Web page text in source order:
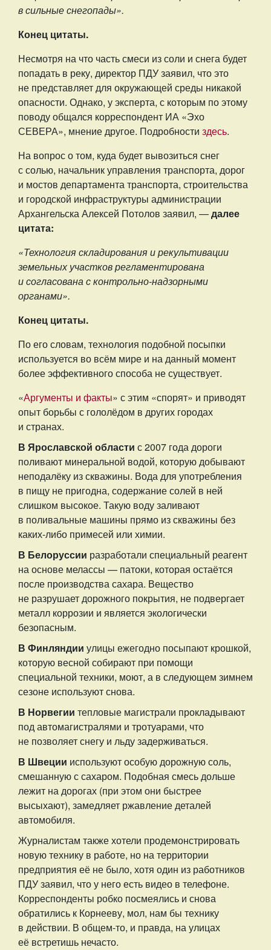
в сильные снегопады».
Конец цитаты.
Несмотря на что часть смеси из соли и снега будет
попадать в реку, директор ПДУ заявил, что это
не представляет для окружающей среды никакой
опасности. Однако, у эксперта, с которым по этому
поводу общался корреспондент ИА «Эхо
СЕВЕРА», мнение другое. Подробности здесь.
На вопрос о том, куда будет вывозиться снег
с солью, начальник управления транспорта, дорог
и мостов департамента транспорта, строительства
и городской инфраструктуры администрации
Архангельска Алексей Потолов заявил, —далее
цитата:
«Технология складирования и рекультивации
земельных участков регламентирована
и согласована с контрольно-надзорными
органами».
Конец цитаты.
По его словам, технология подобной посыпки
используется во всём мире и на данный момент
более эффективного способа не существует.
«Аргументы и факты» с этим «спорят» и приводят
опыт борьбы с гололёдом в других городах
и странах.
В Ярославской области с 2007 года дороги
поливают минеральной водой, которую добывают
неподалёку из скважины. Вода для употребления
в пищу не пригодна, содержание солей в ней
слишком высокое. Такую воду заливают
в поливальные машины прямо из скважины без
каких-либо примесей или химии.
В Белоруссии разработали специальный реагент
на основе мелассы — патоки, которая остаётся
после производства сахара. Вещество
не разрушает дорожного покрытия, не подвергает
металл коррозии и является экологически
безопасным.
В Финляндии улицы ежегодно посыпают крошкой,
которую весной собирают при помощи
специальной техники, моют, а в следующем зимнем
сезоне используют снова.
В Норвегии тепловые магистрали прокладывают
под автомагистралями и тротуарами, что
не позволяет снегу и льду задерживаться.
В Швеции используют особую дорожную соль,
смешанную с сахаром. Подобная смесь дольше
лежит на дорогах (при этом они быстрее
высыхают), замедляет ржавление деталей
автомобиля.
Журналистам также хотели продемонстрировать
новую технику в работе, но на территории
предприятия её не было, хотя один из работников
ПДУ заявил, что у него есть видео в телефоне.
Корреспонденты робко посмеялись и снова
обратились к Корнееву, мол, нам бы технику
в действии. В общем-то, и правда, на улицах
её встретишь нечасто.